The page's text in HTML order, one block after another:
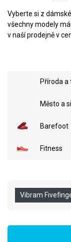
Vyberte si z dámské
všechny modely
v naší prodejně v
Příroda a
Město a
Barefoot
Fitness
Vibram